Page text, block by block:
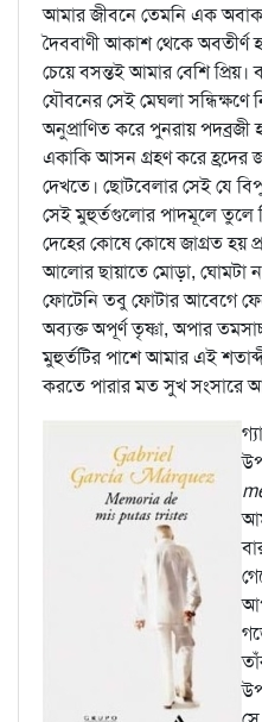
আমার জীবনে তেমনি এক
দৈববাণী আকাশ থেকে অবতীর্ণ
চেয়ে বসন্তই আমার বেশি
যৌবনের সেই মেঘলা সন্ধিক্ষণে
অনুপ্রাণিত করে পুনরায় পদব্রজী
একাকি আসন গ্রহণ করে হ্রদের
দেখতে। ছোটবেলার সেই যে
সেই মুহুর্তগুলোর পাদমূলে তুলে
দেহের কোষে কোষে জাগ্রত হয়
আলোর ছায়াতে মোড়া, ঘোমটা
ফোটেনি তবু ফোটার আবেগে
অব্যক্ত অপূর্ণ তৃষ্ণা, অপার
মুহুর্তটির পাশে আমার এই
করতে পারার মত সুখ সংসারে